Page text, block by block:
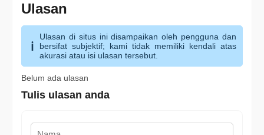
Ulasan
Ulasan di situs ini disampaikan oleh pengguna dan
bersifat subjektif; kami tidak memiliki kendali atas
akurasi atau isi ulasan tersebut.
Belum ada ulasan
Tulis ulasan anda